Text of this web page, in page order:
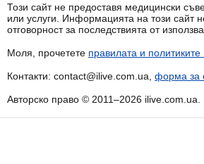
Този сайт не предоставя медицински
или услуги. Информацията на този сайт
отговорност за последствията от
Моля, прочетете правилата и политиките
Контакти: contact@ilive.com.ua, форма за
Авторско право © 2011–2026 ilive.com.ua.